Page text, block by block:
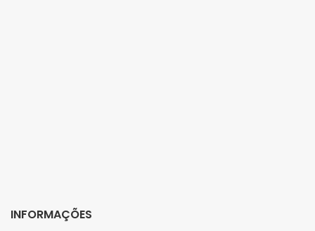
INFORMAÇÕES